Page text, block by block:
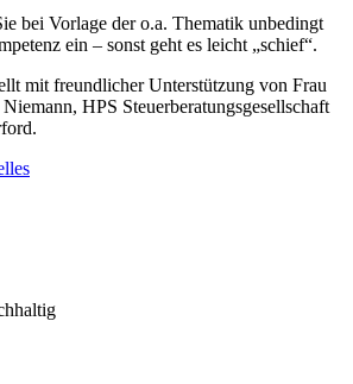
bei Vorlage der o.a. Thematik unbedingt
ein – sonst geht es leicht „schief“.
mit freundlicher Unterstützung von Frau
HPS Steuerberatungsgesellschaft